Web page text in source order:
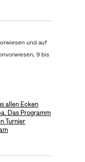
und auf
9 bis
allen Ecken
Das Programm
Turnier